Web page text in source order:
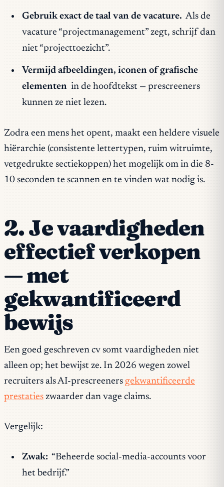
Gebruik exact de taal van de vacature. Als de
vacature “projectmanagement” zegt, schrijf dan
niet “projecttoezicht”.
Vermijd afbeeldingen, iconen of grafische
elementen in de hoofdtekst — prescreeners
kunnen ze niet lezen.
Zodra een mens het opent, maakt een heldere visuele
hiërarchie (consistente lettertypen, ruim witruimte,
vetgedrukte sectiekoppen) het mogelijk om in die 8-
10 seconden te scannen en te vinden wat nodig is.
2. Je vaardigheden
effectief verkopen
— met
gekwantificeerd
bewijs
Een goed geschreven cv somt vaardigheden niet
alleen op; het bewijst ze. In 2026 wegen zowel
recruiters als AI-prescreeners gekwantificeerde
prestaties zwaarder dan vage claims.
Vergelijk:
Zwak: “Beheerde social-media-accounts voor
het bedrijf.”